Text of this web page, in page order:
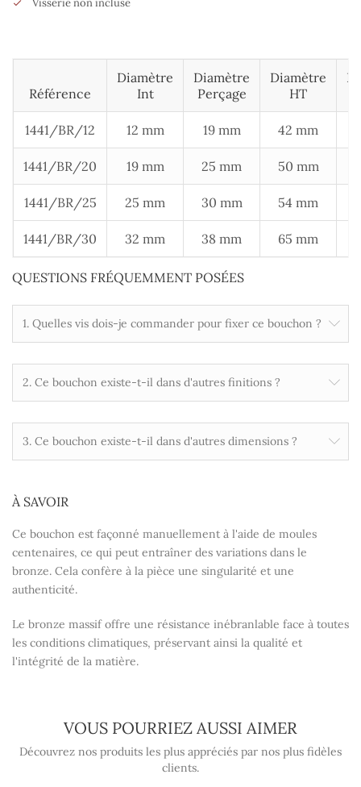
Visserie non incluse
Référence
Diamètre
Int
Diamètre
Perçage
Diamètre
HT
1441/BR/12 12 mm 19 mm 42 mm
1441/BR/20 19 mm 25 mm 50 mm
1441/BR/25 25 mm 30 mm 54 mm
1441/BR/30 32 mm 38 mm 65 mm
QUESTIONS FRÉQUEMMENT POSÉES
1. Quelles vis dois-je commander pour fixer ce bouchon ?
2. Ce bouchon existe-t-il dans d'autres finitions ?
3. Ce bouchon existe-t-il dans d'autres dimensions ?
À SAVOIR
Ce bouchon est façonné manuellement à l'aide de moules
centenaires, ce qui peut entraîner des variations dans le
bronze. Cela confère à la pièce une singularité et une
authenticité.
Le bronze massif offre une résistance inébranlable face à toutes
les conditions climatiques, préservant ainsi la qualité et
l'intégrité de la matière.
VOUS POURRIEZ AUSSI AIMER
Découvrez nos produits les plus appréciés par nos plus fidèles
clients.